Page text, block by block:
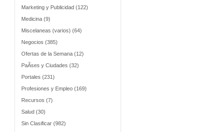
Marketing y Publicidad (122)
Medicina (9)
Miscelaneas (varios) (64)
Negocios (385)
Ofertas de la Semana (12)
PaÃ­ses y Ciudades (32)
Portales (231)
Profesiones y Empleo (169)
Recursos (7)
Salud (30)
Sin Clasificar (982)